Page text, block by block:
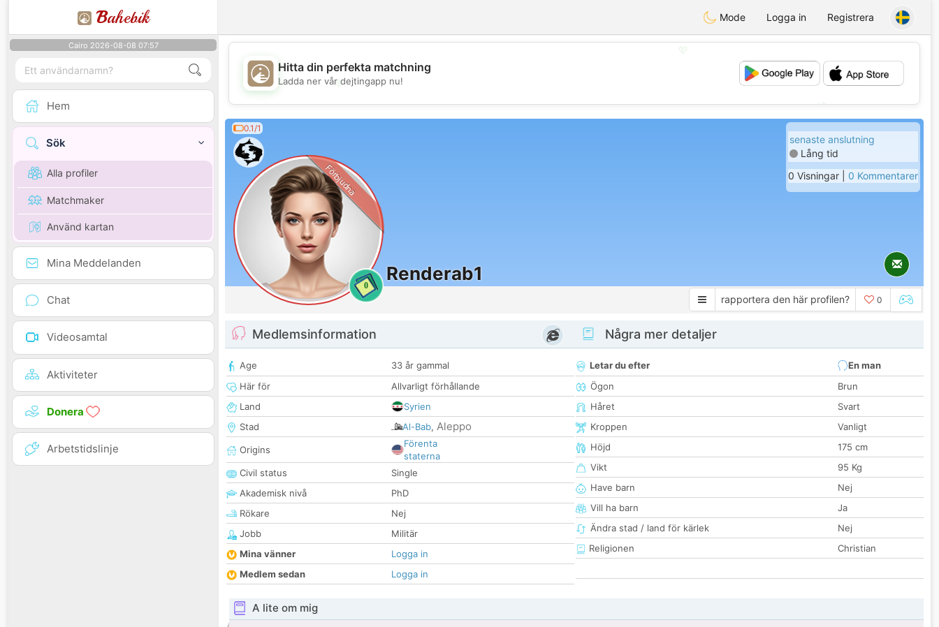
Bahebik Mode Logga in Registrera
Cairo 2026-08-08 07:57
Hem
Sök
Alla profiler
Matchmaker
Använd kartan
Mina Meddelanden
Chat
Videosamtal
Aktiviteter
Donera
Arbetstidslinje
💖
💕
Hitta din perfekta matchning
Ladda ner vår dejtingapp nu!
0.1/1
0
Förbjudna
Renderab1
senaste anslutning
Lång tid
0 Visningar | 0 Kommentarer
rapportera den här profilen? 0
Medlemsinformation
Age
33 år gammal
Här för
Allvarligt förhållande
Land
Syrien
Stad
Al-Bab, Aleppo
Origins
Förenta
staterna
Civil status
Single
Akademisk nivå
PhD
Rökare
Nej
Jobb
Militär
Mina vänner
Logga in
Medlem sedan
Logga in
Några mer detaljer
Letar du efter
En man
Ögon
Brun
Håret
Svart
Kroppen
Vanligt
Höjd
175 cm
Vikt
95 Kg
Have barn
Nej
Vill ha barn
Ja
Ändra stad / land för kärlek
Nej
Religionen
Christian
A lite om mig